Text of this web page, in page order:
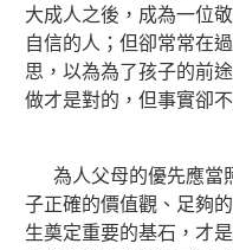
大成人之後，成為一位
自信的人；但卻常常在
思，以為為了孩子的前
做才是對的，但事實卻不
為人父母的優先應當
子正確的價值觀、足夠
生奠定重要的基石，才